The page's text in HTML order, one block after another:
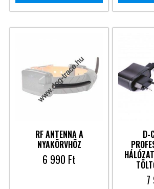
RF ANTENNA A
NYAKÖRVHÖZ
6 990 Ft
D-